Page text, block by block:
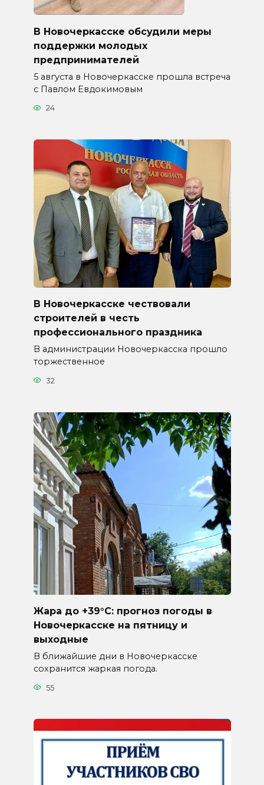
В Новочеркасске обсудили меры
поддержки молодых
предпринимателей
5 августа в Новочеркасске прошла встреча
с Павлом Евдокимовым
24
В Новочеркасске чествовали
строителей в честь
профессионального праздника
В администрации Новочеркасска прошло
торжественное
32
Жара до +39°C: прогноз погоды в
Новочеркасске на пятницу и
выходные
В ближайшие дни в Новочеркасске
сохранится жаркая погода.
55